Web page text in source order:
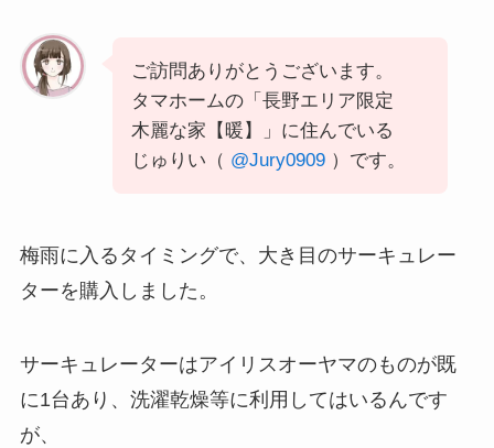
ご訪問ありがとうございます。
タマホームの「長野エリア限定
木麗な家【暖】」に住んでいる
じゅりい（ @Jury0909）です。
梅雨に入るタイミングで、大き目のサーキュレー
ターを購入しました。
サーキュレーターはアイリスオーヤマのものが既
に1台あり、洗濯乾燥等に利用してはいるんです
が、